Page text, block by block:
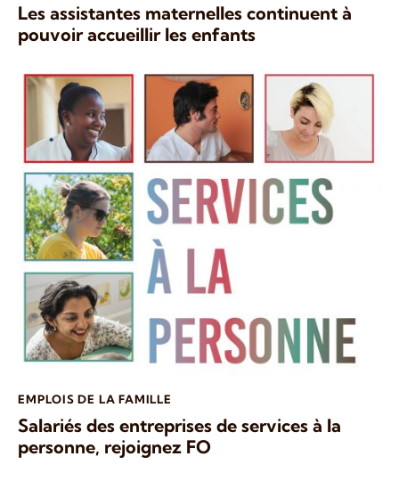
Les assistantes maternelles continuent à
pouvoir accueillir les enfants
EMPLOIS DE LA FAMILLE
Salariés des entreprises de services à la
personne, rejoignez FO